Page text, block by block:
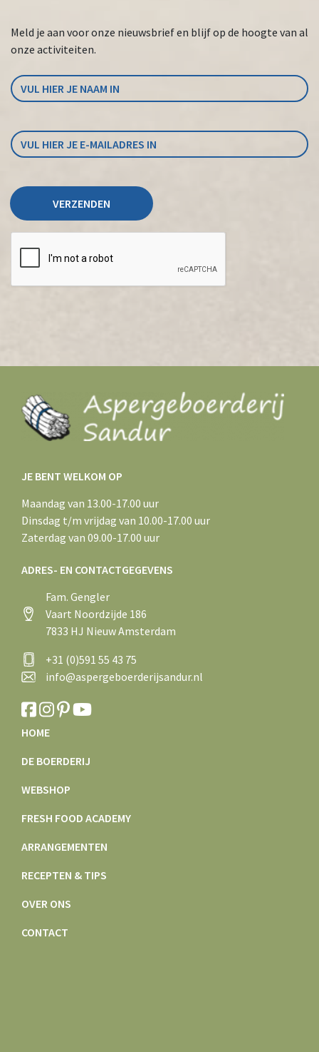
Meld je aan voor onze nieuwsbrief en blijf op de hoogte van al
onze activiteiten.
JE BENT WELKOM OP
Maandag van 13.00-17.00 uur
Dinsdag t/m vrijdag van 10.00-17.00 uur
Zaterdag van 09.00-17.00 uur
ADRES- EN CONTACTGEGEVENS
Fam. Gengler
Vaart Noordzijde 186
7833 HJ Nieuw Amsterdam
+31 (0)591 55 43 75
info@aspergeboerderijsandur.nl
HOME
DE BOERDERIJ
WEBSHOP
FRESH FOOD ACADEMY
ARRANGEMENTEN
RECEPTEN & TIPS
OVER ONS
CONTACT